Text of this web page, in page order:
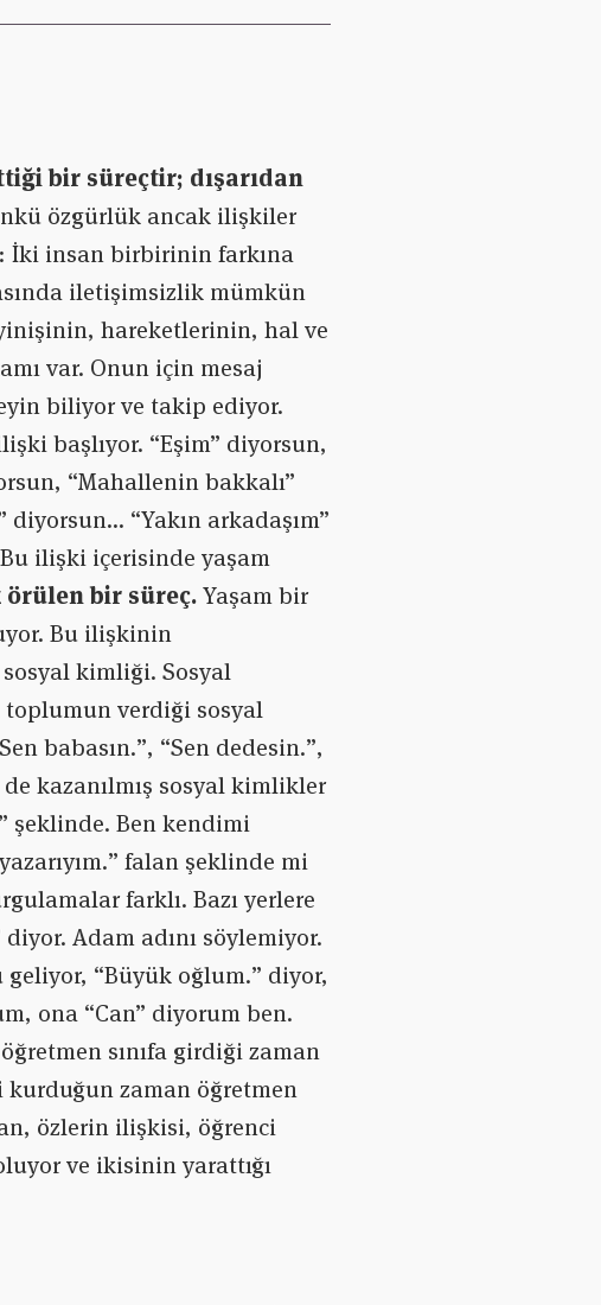
bir süreçtir; dışarıdan
özgürlük ancak ilişkiler
İki insan birbirinin farkına
iletişimsizlik mümkün
hareketlerinin, hal ve
var. Onun için mesaj
biliyor ve takip ediyor.
başlıyor. “Eşim” diyorsun,
“Mahallenin bakkalı”
“Yakın arkadaşım”
ilişki içerisinde yaşam
bir süreç.Yaşam bir
Bu ilişkinin
kimliği. Sosyal
verdiği sosyal
babasın.”, “Sen dedesin.”,
de kazanılmış sosyal kimlikler
şeklinde. Ben kendimi
falan şeklinde mi
farklı. Bazı yerlere
Adam adını söylemiyor.
“Büyük oğlum.” diyor,
ona “Can” diyorum ben.
sınıfa girdiği zaman
zaman öğretmen
özlerin ilişkisi, öğrenci
ve ikisinin yarattığı